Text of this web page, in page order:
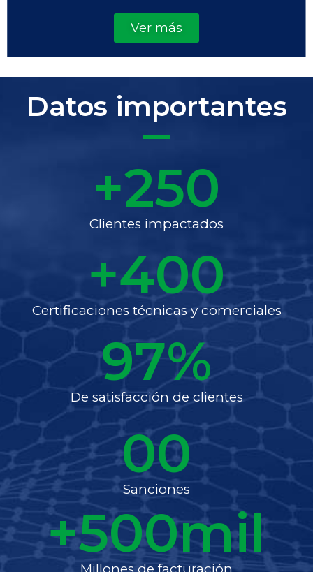
Ver más
Datos importantes
Clientes impactados
+250
Certificaciones técnicas y comerciales
+400
De satisfacción de clientes
97%
Sanciones
00
Millones de facturación
+500mil